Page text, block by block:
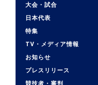
大会・試合
日本代表
特集
TV・メディア情報
お知らせ
プレスリリース